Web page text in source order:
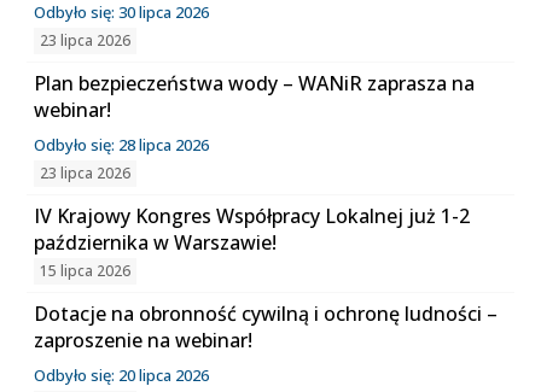
Odbyło się: 30 lipca 2026
23 lipca 2026
Plan bezpieczeństwa wody – WANiR zaprasza na
webinar!
Odbyło się: 28 lipca 2026
23 lipca 2026
IV Krajowy Kongres Współpracy Lokalnej już 1-2
października w Warszawie!
15 lipca 2026
Dotacje na obronność cywilną i ochronę ludności –
zaproszenie na webinar!
Odbyło się: 20 lipca 2026